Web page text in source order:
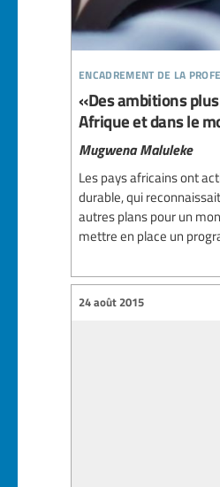
encadrement de la
«Des ambitions
Afrique et dans le
Mugwena Maluleke
Les pays africains ont
durable, qui
autres plans pour un
mettre en place un
24 août 2015